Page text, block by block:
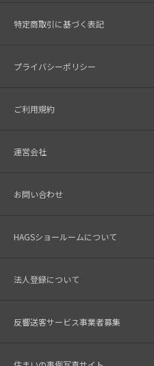
特定商取引に基づく表記
プライバシーポリシー
ご利用規約
運営会社
お問い合わせ
HAGSショールームについて
法人登録について
反響送客サービス事業者募集